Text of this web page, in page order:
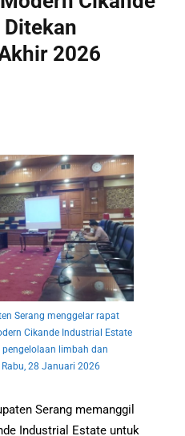
2026
Serang menggelar rapat
Cikande Industrial Estate
limbah dan
28 Januari 2026
Serang memanggil
Industrial Estate untuk